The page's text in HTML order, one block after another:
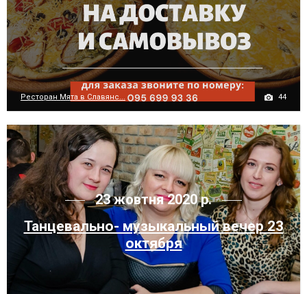
Ресторан Мята в Славянс... 44
23 жовтня 2020 р.
Танцевально- музыкальный вечер 23
октября